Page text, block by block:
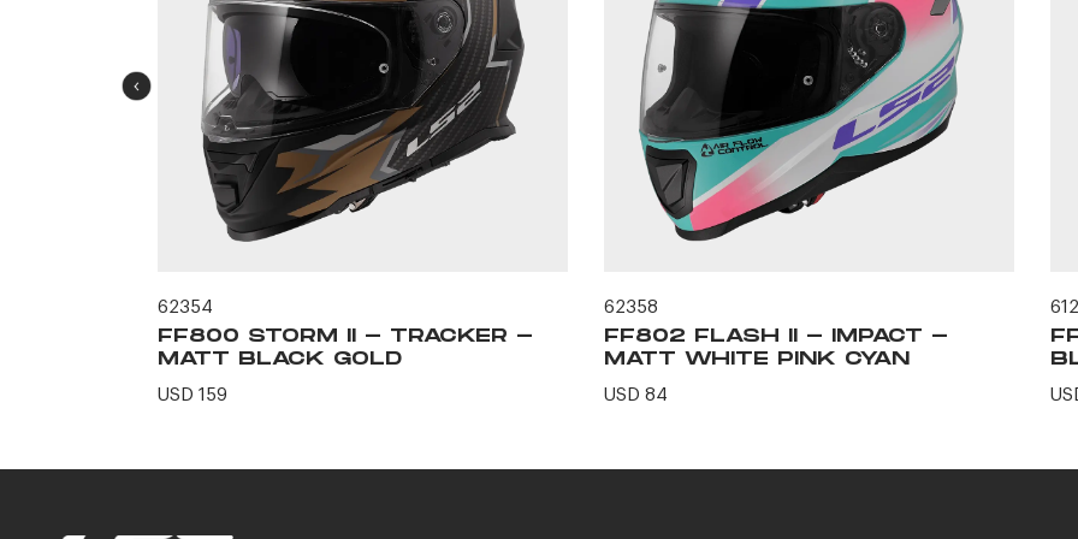
62354
FF800 STORM II - TRACKER -
MATT BLACK GOLD
USD 159
62358
FF802 FLASH II - IMPACT -
MATT WHITE PINK CYAN
USD 84